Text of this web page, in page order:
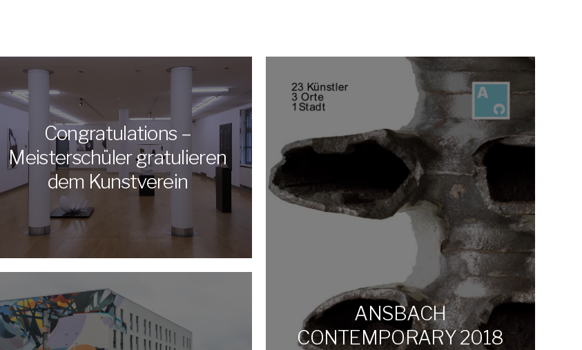
Congratulations –
Meisterschüler gratulieren
dem Kunstverein
ANSBACH
CONTEMPORARY 2018